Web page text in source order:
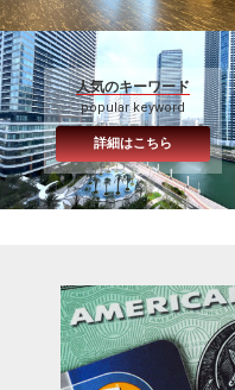
人気のキーワード
popular keyword
詳細はこちら